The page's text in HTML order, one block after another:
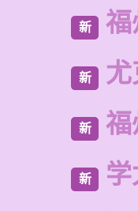
新 福
新
新 福
新